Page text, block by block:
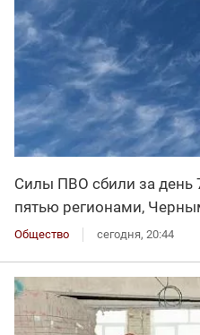
Силы ПВО сбили за день
пятью регионами,
Общество сегодня, 20:44